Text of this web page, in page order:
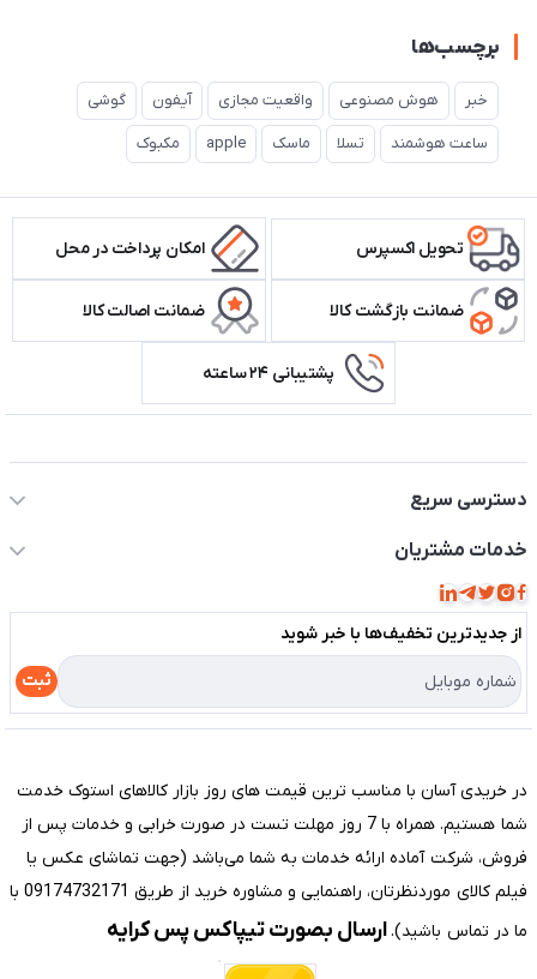
برچسب‌ها
خبر هوش مصنوعی واقعیت مجازی آیفون گوشی
ساعت هوشمند تسلا ماسک apple مکبوک
تحویل اکسپرس امکان پرداخت در محل
ضمانت بازگشت کالا ضمانت اصالت کالا
پشتیبانی ۲۴ ساعته
دسترسی سریع
حساب کاربری
مجله فروشگاه
لیست محصولات
درباره ما
تماس با ما
خدمات مشتریان
قوانین و مقررات
حریم خصوصی
راهنما
از جدید‌ترین تخفیف‌ها با‌ خبر شوید
ثبت
در خریدی آسان با مناسب ترین قیمت های روز بازار کالاهای استوک خدمت
شما هستیم. همراه با 7 روز مهلت تست در صورت خرابی و خدمات پس از
فروش، شرکت آماده ارائه خدمات به شما می‌باشد (جهت تماشای عکس یا
فیلم کالای موردنظرتان، راهنمایی و مشاوره خرید از طریق 09174732171 با
ما در تماس باشید).ارسال بصورت تیپاکس پس کرایه